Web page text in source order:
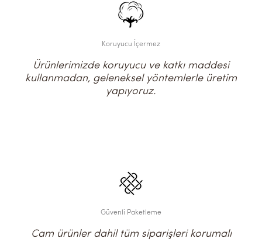
Koruyucu İçermez
Ürünlerimizde koruyucu ve katkı maddesi
kullanmadan, geleneksel yöntemlerle üretim
yapıyoruz.
Güvenli Paketleme
Cam ürünler dahil tüm siparişleri korumalı